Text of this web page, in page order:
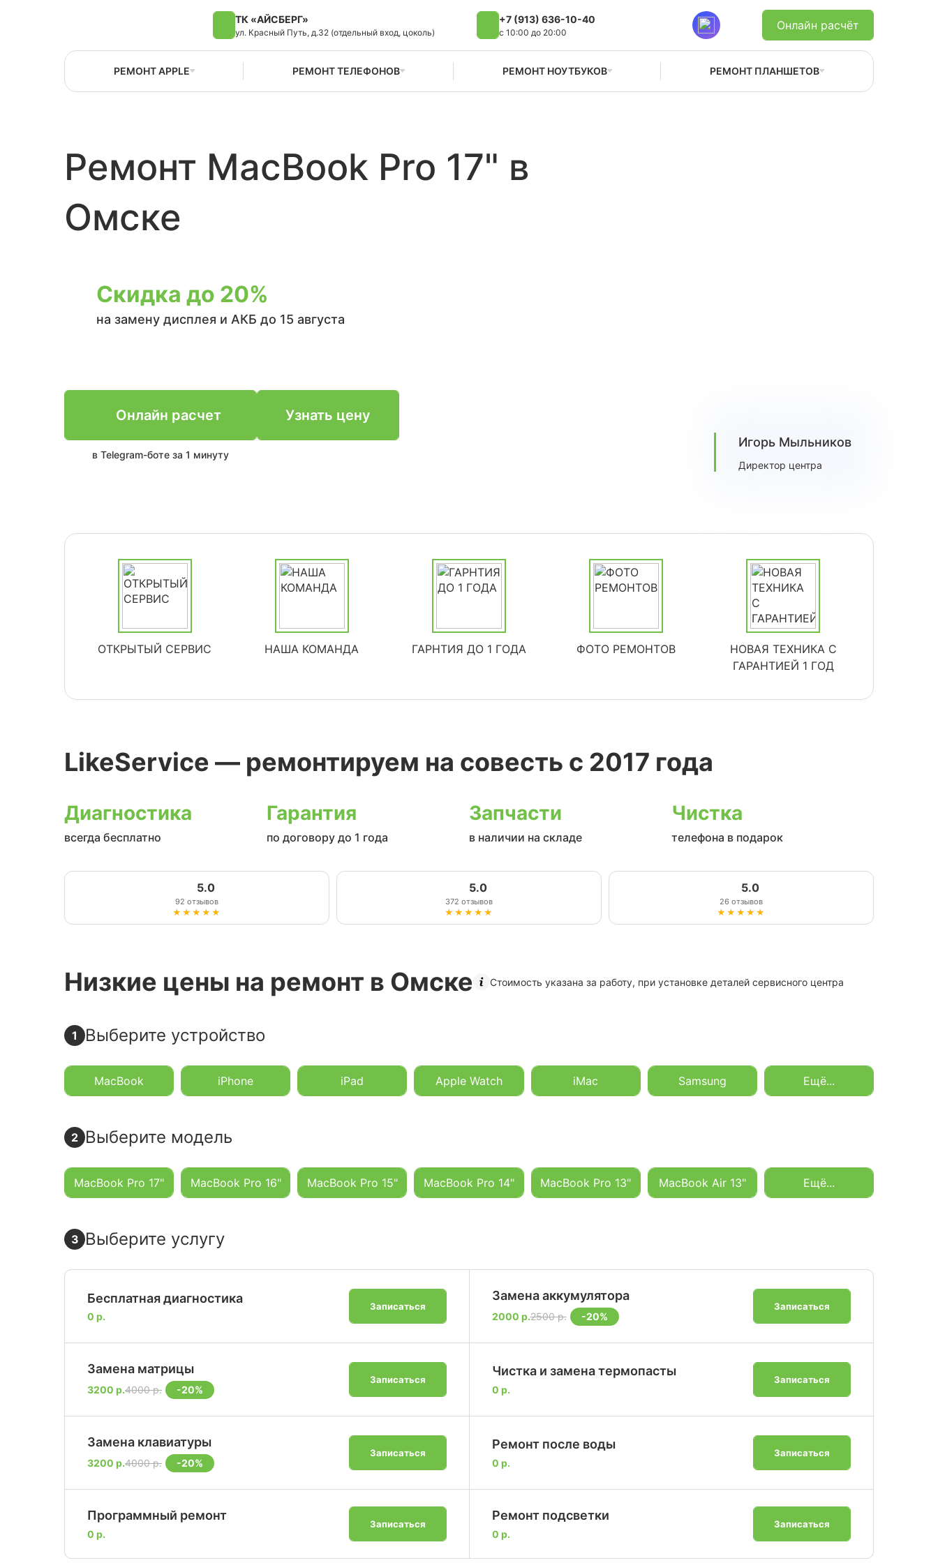
ТК «АЙСБЕРГ»
ул. Красный Путь, д.32 (отдельный вход, цоколь)
+7 (913) 636-10-40
с 10:00 до 20:00 Онлайн расчёт
РЕМОНТ APPLE РЕМОНТ ТЕЛЕФОНОВ РЕМОНТ НОУТБУКОВ РЕМОНТ ПЛАНШЕТОВ
Ремонт MacBook Pro 17" в
Омске
Скидка до 20%
на замену дисплея и АКБ до 15 августа
Игорь Мыльников
Директор центра
Онлайн расчет
в Telegram-боте за 1 минуту
Узнать цену
ОТКРЫТЫЙ СЕРВИС НАША КОМАНДА ГАРНТИЯ ДО 1 ГОДА ФОТО РЕМОНТОВ
НОВАЯ ТЕХНИКА С
ГАРАНТИЕЙ 1 ГОД
LikeService — ремонтируем на совесть с 2017 года
Диагностика
всегда бесплатно
Гарантия
по договору до 1 года
Запчасти
в наличии на складе
Чистка
телефона в подарок
5.0
92 отзывов
★★★★★
5.0
372 отзывов
★★★★★
5.0
26 отзывов
★★★★★
Низкие цены на ремонт в Омске Стоимость указана за работу, при установке деталей сервисного центра
1 Выберите устройство
MacBook iPhone iPad Apple Watch iMac Samsung Ещё...
2 Выберите модель
MacBook Pro 17" MacBook Pro 16" MacBook Pro 15" MacBook Pro 14" MacBook Pro 13" MacBook Air 13" Ещё...
3 Выберите услугу
Бесплатная диагностика
0 р.
Записаться
Замена аккумулятора
2000 р.2500 р. -20%
Записаться
Замена матрицы
3200 р.4000 р. -20%
Записаться
Чистка и замена термопасты
0 р.
Записаться
Замена клавиатуры
3200 р.4000 р. -20%
Записаться
Ремонт после воды
0 р.
Записаться
Программный ремонт
0 р.
Записаться
Ремонт подсветки
0 р.
Записаться